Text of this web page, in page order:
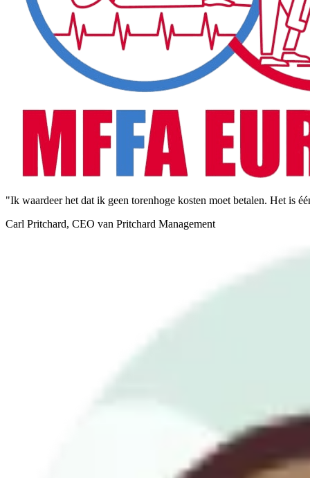
"Ik waardeer het dat ik geen torenhoge kosten moet betalen. Het is
Carl Pritchard, CEO van Pritchard Management